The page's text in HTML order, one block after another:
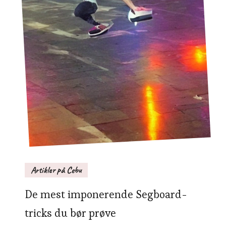
Artikler på Cebu
De mest imponerende Segboard-
tricks du bør prøve